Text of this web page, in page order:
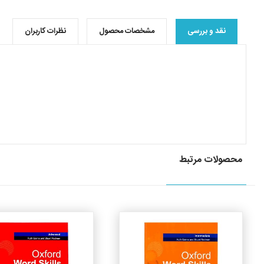
نقد و بررسی مشخصات محصول نظرات کاربران
محصولات مرتبط
جزئیات